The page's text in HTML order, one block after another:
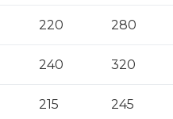
220 280
240 320
215 245